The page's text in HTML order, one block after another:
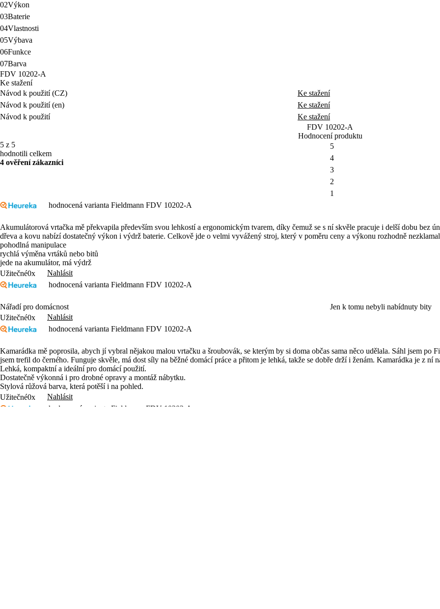
02Výkon
03Baterie
04Vlastnosti
05Výbava
06Funkce
07Barva
FDV 10202-A
Ke stažení
Návod k použití (CZ)
Ke stažení
Návod k použití (en)
Ke stažení
Návod k použití
Ke stažení
FDV 10202-A
Hodnocení produktu
5 z 5
hodnotili celkem
4 ověření zákazníci
5
4
3
2
1
hodnocená varianta Fieldmann FDV 10202-A
Akumulátorová vrtačka mě překvapila především svou lehkostí a ergonomickým tvarem, díky čemuž se s ní skvěle pracuje i delší dobu bez
dřeva a kovu nabízí dostatečný výkon i výdrž baterie. Celkově jde o velmi vyvážený stroj, který v poměru ceny a výkonu rozhodně
pohodlná manipulace
rychlá výměna vrtáků nebo bitů
jede na akumulátor, má výdrž
Užitečné0x
Nahlásit
hodnocená varianta Fieldmann FDV 10202-A
Nářadí pro domácnost
Jen k tomu nebyli nabídnuty bity
Užitečné0x
Nahlásit
hodnocená varianta Fieldmann FDV 10202-A
Kamarádka mě poprosila, abych jí vybral nějakou malou vrtačku a šroubovák, se kterým by si doma občas sama něco udělala. Sáhl jsem
jsem trefil do černého. Funguje skvěle, má dost síly na běžné domácí práce a přitom je lehká, takže se dobře drží i ženám. Kamarádka je z ní
Lehká, kompaktní a ideální pro domácí použití.
Dostatečně výkonná i pro drobné opravy a montáž nábytku.
Stylová růžová barva, která potěší i na pohled.
Užitečné0x
Nahlásit
hodnocená varianta Fieldmann FDV 10202-A